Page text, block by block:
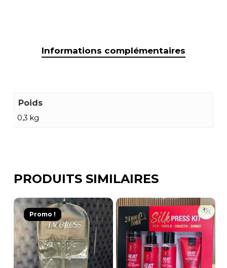
Informations complémentaires
Poids
0,3 kg
PRODUITS SIMILAIRES
Promo !